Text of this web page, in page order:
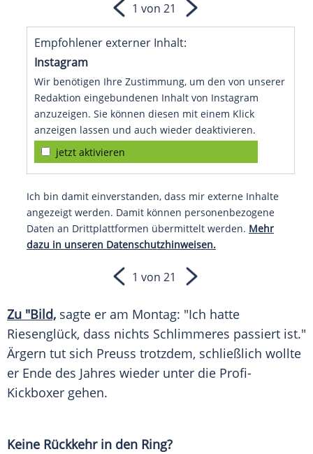
Empfohlener externer Inhalt:
Instagram
Wir benötigen Ihre Zustimmung, um den von unserer
Redaktion eingebundenen Inhalt von Instagram
anzuzeigen. Sie können diesen mit einem Klick
anzeigen lassen und auch wieder deaktivieren.
jetzt aktivieren
Ich bin damit einverstanden, dass mir externe Inhalte
angezeigt werden. Damit können personenbezogene
Daten an Drittplattformen übermittelt werden. Mehr
dazu in unseren Datenschutzhinweisen.
1 von 21
1 von 21
Zu "Bild, sagte er am Montag: "Ich hatte
Riesenglück, dass nichts Schlimmeres passiert ist."
Ärgern tut sich Preuss trotzdem, schließlich wollte
er Ende des Jahres wieder unter die Profi-
Kickboxer gehen.
Keine Rückkehr in den Ring?